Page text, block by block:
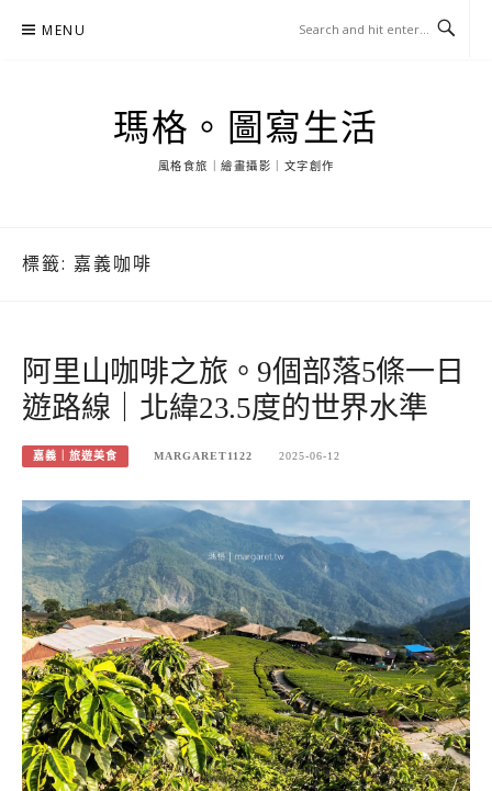
MENU
瑪格。圖寫生活
風格食旅｜繪畫攝影｜文字創作
標籤: 嘉義咖啡
阿里山咖啡之旅。9個部落5條一日
遊路線｜北緯23.5度的世界水準
嘉義｜旅遊美食 MARGARET1122 2025-06-12